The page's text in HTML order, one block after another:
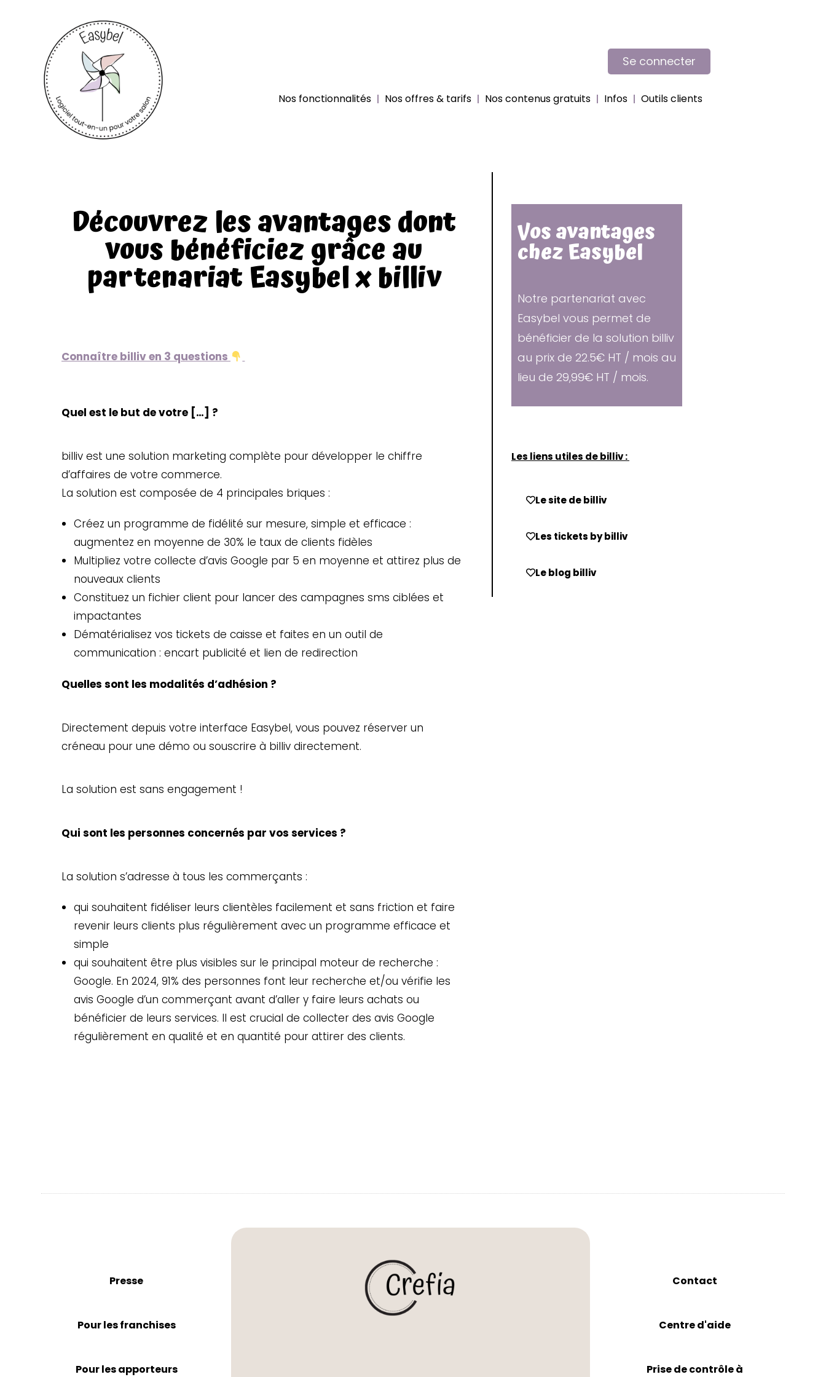
Se connecter
Nos fonctionnalités Nos offres & tarifs Nos contenus gratuits Infos Outils clients
Découvrez les avantages dont
vous bénéficiez grâce au
partenariat Easybel x billiv
Connaître billiv en 3 questions
Quel est le but de votre […] ?
billiv est une solution marketing complète pour développer le chiffre
d’affaires de votre commerce.
La solution est composée de 4 principales briques :
Créez un programme de fidélité sur mesure, simple et efficace :
augmentez en moyenne de 30% le taux de clients fidèles
Multipliez votre collecte d’avis Google par 5 en moyenne et attirez plus de
nouveaux clients
Constituez un fichier client pour lancer des campagnes sms ciblées et
impactantes
Dématérialisez vos tickets de caisse et faites en un outil de
communication : encart publicité et lien de redirection
Quelles sont les modalités d’adhésion ?
Directement depuis votre interface Easybel, vous pouvez réserver un
créneau pour une démo ou souscrire à billiv directement.
La solution est sans engagement !
Qui sont les personnes concernés par vos services ?
La solution s’adresse à tous les commerçants :
qui souhaitent fidéliser leurs clientèles facilement et sans friction et faire
revenir leurs clients plus régulièrement avec un programme efficace et
simple
qui souhaitent être plus visibles sur le principal moteur de recherche :
Google. En 2024, 91% des personnes font leur recherche et/ou vérifie les
avis Google d’un commerçant avant d’aller y faire leurs achats ou
bénéficier de leurs services. Il est crucial de collecter des avis Google
régulièrement en qualité et en quantité pour attirer des clients.
Vos avantages
chez Easybel
Notre partenariat avec
Easybel vous permet de
bénéficier de la solution billiv
au prix de 22.5€ HT / mois au
lieu de 29,99€ HT / mois.
Les liens utiles de billiv :
Le site de billiv
Les tickets by billiv
Le blog billiv
Presse
Pour les franchises
Pour les apporteurs
Contact
Centre d'aide
Prise de contrôle à